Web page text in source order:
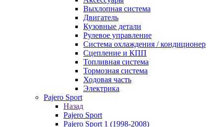
Выхлопная система
Двигатель
Кузовные детали
Рулевое управление
Система охлаждения / кондиционер
Сцепление и КПП
Топливная система
Тормозная система
Ходовая часть
Электрика
Pajero Sport
Назад
Pajero Sport
Pajero Sport 1 (1998-2008)